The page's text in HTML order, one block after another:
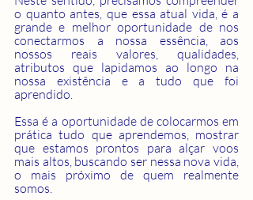
o quanto antes, que essa atual vida, é a
grande e melhor oportunidade de nos
conectarmos a nossa essência, aos
nossos reais valores, qualidades,
atributos que lapidamos ao longo na
nossa existência e a tudo que foi
aprendido.
Essa é a oportunidade de colocarmos em
prática tudo que aprendemos, mostrar
que estamos prontos para alçar voos
mais altos, buscando ser nessa nova vida,
o mais próximo de quem realmente
somos.